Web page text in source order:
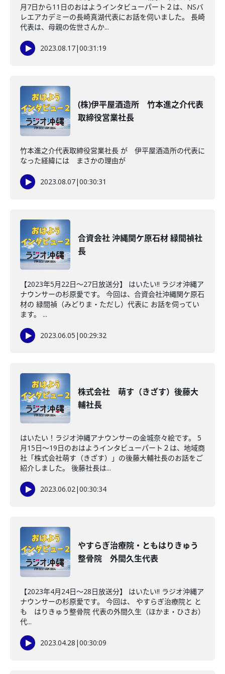
月7日から11日のおはようインタビューパート２は、NSバ
レエアカデミーの長崎真湖代表にお話を伺いました。 長崎
代表は、母親の佐世さんか...
2023.08.17|00:31:19
(株)伊平屋酒造所 竹本進之介代表
取締役営業社長
竹本進之介代表取締役営業社長 が 伊平屋酒造所の代表に
なった経緯には まさかの理由が
2023.08.07|00:30:31
合資会社 沖縄関ケ原石材 緑間禎社
長
【2023年5月22日～27日放送分】 はいたい!! ラジオ沖縄ア
ナウンサーの杉原愛です。 今回は、合資会社沖縄関ケ原石
材の 緑間禎（みどりま・ただし）代表に お話を伺ってい
ます。 ...
2023.06.05 |00:29:32
株式会社 萌す（きざす）後藤大
輔社長
はいたい！ラジオ沖縄アナウンサーの金城奈々絵です。 5
月15日～19日のおはようインタビューパート２は、地域商
社「株式会社萌す（きざす）」の後藤大輔社長のお話をご
紹介しました。 後藤社長は...
2023.06.02|00:30:34
やすらぎ治療院・ともはりきゅう
整骨院 外間久生代表
【2023年4月24日～28日放送分】 はいたい!! ラジオ沖縄ア
ナウンサーの杉原愛です。 今回は、 やすらぎ治療院と と
も はりきゅう整骨院 代表の外間久生（ほかま・ひさお）
代...
2023.04.28 |00:30:09